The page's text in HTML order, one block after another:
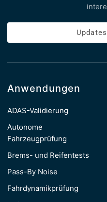
Anwendungen
ADAS-Validierung
Autonome
Fahrzeugprüfung
Brems- und Reifentests
Pass-By Noise
Fahrdynamikprüfung